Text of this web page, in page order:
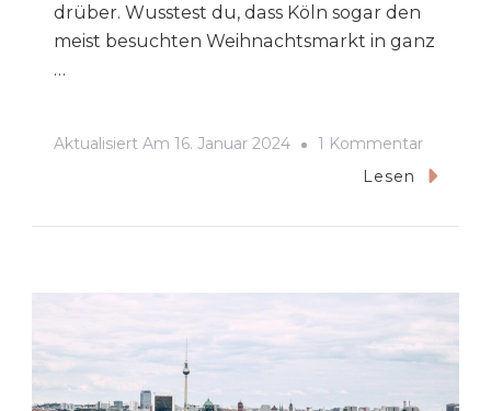
drüber. Wusstest du, dass Köln sogar den
meist besuchten Weihnachtsmarkt in ganz
…
Aktualisiert Am 16. Januar 2024 1 KommentarZu
Lesen